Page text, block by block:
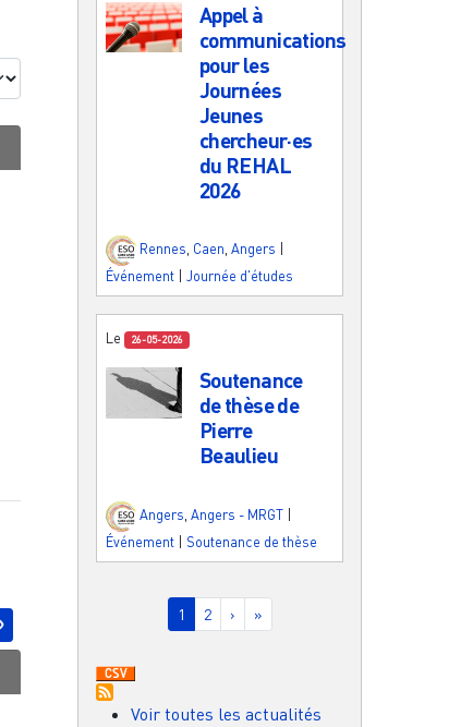
Appel à
communications
pour les
Journées
Jeunes
chercheur·es
du REHAL
2026
Rennes, Caen, Angers
Événement
Journée d'études
Le 26-05-2026
Soutenance
de thèse de
Pierre
Beaulieu
Angers Angers - MRGT
Événement | Soutenance de thèse
Pagination
Page courante
1 Page
2 Page suivante
› Dernière page
»
Voir toutes les actualités